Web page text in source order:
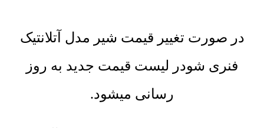
در صورت تغییر قیمت شیر مدل آتلانتیک
فنری شودر لیست قیمت جدید به روز
رسانی میشود.